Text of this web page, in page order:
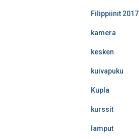
Filippiinit 2017
kamera
kesken
kuivapuku
Kupla
kurssit
lamput